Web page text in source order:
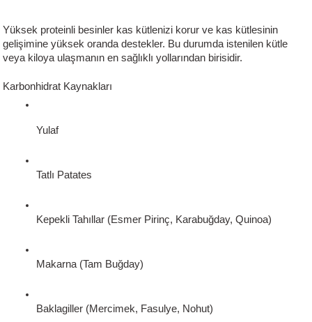
Yüksek proteinli besinler kas kütlenizi korur ve kas kütlesinin
gelişimine yüksek oranda destekler. Bu durumda istenilen kütle
veya kiloya ulaşmanın en sağlıklı yollarından birisidir.
Karbonhidrat Kaynakları
Yulaf
Tatlı Patates
Kepekli Tahıllar (Esmer Pirinç, Karabuğday, Quinoa)
Makarna (Tam Buğday)
Baklagiller (Mercimek, Fasulye, Nohut)